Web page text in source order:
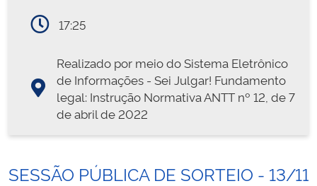
17:25
Realizado por meio do Sistema Eletrônico
de Informações - Sei Julgar! Fundamento
legal: Instrução Normativa ANTT nº 12, de 7
de abril de 2022
SESSÃO PÚBLICA DE SORTEIO - 13/